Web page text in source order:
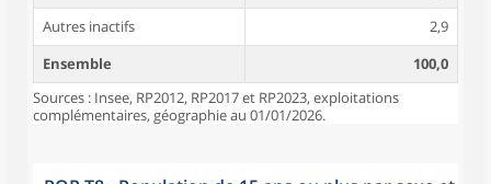
Autres inactifs
2,9
Ensemble
100,0
Sources : Insee, RP2012, RP2017 et RP2023, exploitations
complémentaires, géographie au 01/01/2026.